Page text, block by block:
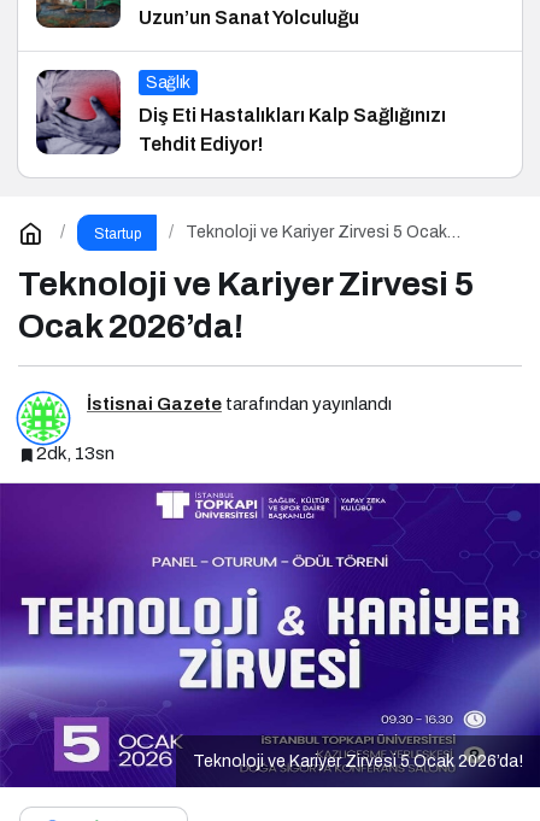
Uzun’un Sanat Yolculuğu
Sağlık
Diş Eti Hastalıkları Kalp Sağlığınızı
Tehdit Ediyor!
Startup
Teknoloji ve Kariyer Zirvesi 5 Ocak
Teknoloji ve Kariyer Zirvesi 5
Ocak 2026’da!
İstisnai Gazete tarafından yayınlandı
2dk, 13sn
Teknoloji ve Kariyer Zirvesi 5 Ocak 2026’da!